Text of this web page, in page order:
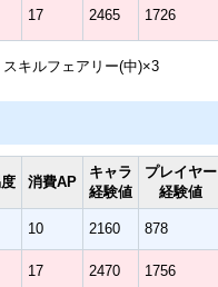
17 2465 1726
キルフェアリー(中)×3
消費AP
キャラ
経験値
プレイヤー
経験値
10 2160 878
17 2470 1756